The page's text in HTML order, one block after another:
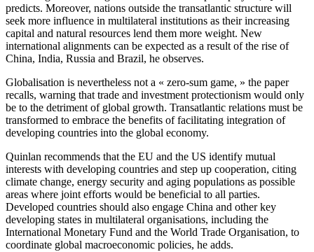
predicts. Moreover, nations outside the transatlantic structure will
seek more influence in multilateral institutions as their increasing
capital and natural resources lend them more weight. New
international alignments can be expected as a result of the rise of
China, India, Russia and Brazil, he observes.
Globalisation is nevertheless not a « zero-sum game, » the paper
recalls, warning that trade and investment protectionism would only
be to the detriment of global growth. Transatlantic relations must be
transformed to embrace the benefits of facilitating integration of
developing countries into the global economy.
Quinlan recommends that the EU and the US identify mutual
interests with developing countries and step up cooperation, citing
climate change, energy security and aging populations as possible
areas where joint efforts would be beneficial to all parties.
Developed countries should also engage China and other key
developing states in multilateral organisations, including the
International Monetary Fund and the World Trade Organisation, to
coordinate global macroeconomic policies, he adds.